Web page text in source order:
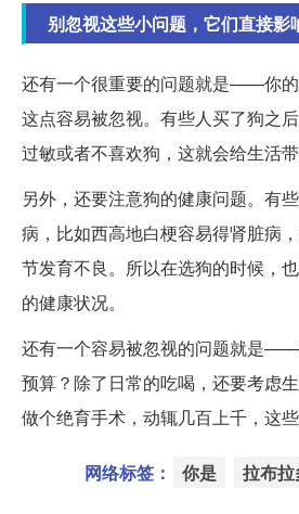
别忽视这些小问题，它们直接影
还有一个很重要的问题就是——你的
这点容易被忽视。有些人买了狗之
过敏或者不喜欢狗，这就会给生活带
另外，还要注意狗的健康问题。有
病，比如西高地白梗容易得肾脏病
节发育不良。所以在选狗的时候，
的健康状况。
还有一个容易被忽视的问题就是
预算？除了日常的吃喝，还要考虑
做个绝育手术，动辄几百上千，这些
网络标签： 你是 拉布拉